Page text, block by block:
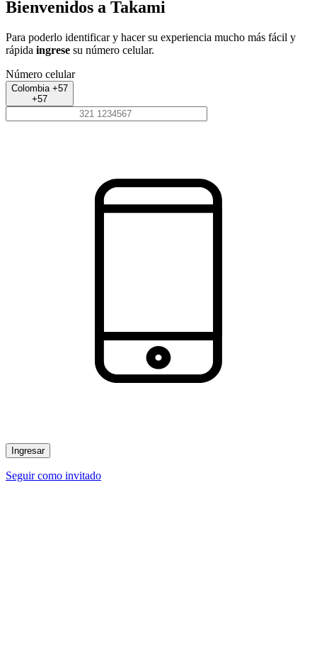
Bienvenidos a Takami
Para poderlo identificar y hacer su experiencia mucho más fácil y
rápida ingrese su número celular.
Número celular
Colombia +57
+57
Ingresar
Seguir como invitado